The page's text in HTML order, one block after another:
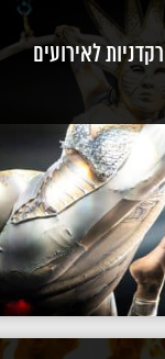
רקדניות לאירועים